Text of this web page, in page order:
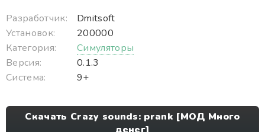
Разработчик:
Dmitsoft
Установок:
200000
Категория:
Симуляторы
Версия:
0.1.3
Система:
9+
Скачать Crazy sounds: prank [МОД Много